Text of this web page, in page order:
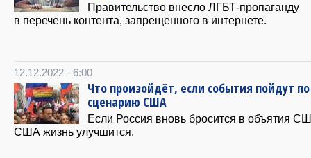
Правительство внесло ЛГБТ-пропаганду
в перечень контента, запрещенного в интернете.
12.12.2022 - 6:00
Что произойдёт, если события пойдут по
сценарию США
Если Россия вновь бросится в объятия
США жизнь улучшится.